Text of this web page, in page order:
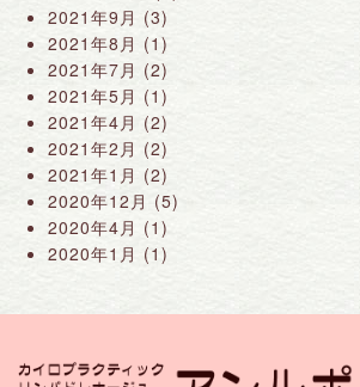
2021年9月 (3)
2021年8月 (1)
2021年7月 (2)
2021年5月 (1)
2021年4月 (2)
2021年2月 (2)
2021年1月 (2)
2020年12月 (5)
2020年4月 (1)
2020年1月 (1)